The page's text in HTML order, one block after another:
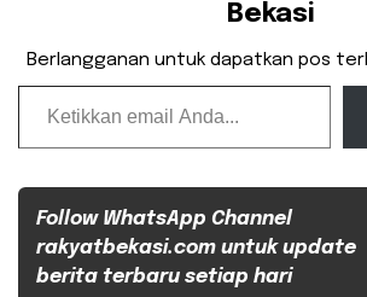
Bekasi
Berlangganan untuk dapatkan pos
Ketikkan email Anda...
Follow WhatsApp Channel
rakyatbekasi.com untuk update
berita terbaru setiap hari